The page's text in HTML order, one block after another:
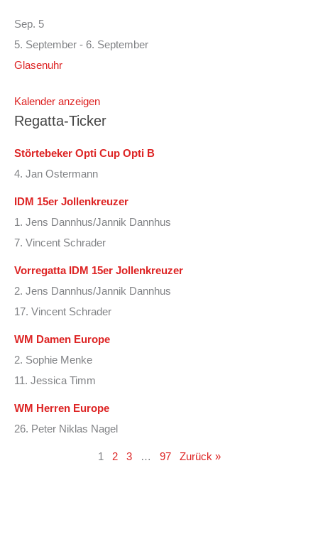
Sep. 5
5. September - 6. September
Glasenuhr
Kalender anzeigen
Regatta-Ticker
Störtebeker Opti Cup Opti B
4. Jan Ostermann
IDM 15er Jollenkreuzer
1. Jens Dannhus/Jannik Dannhus
7. Vincent Schrader
Vorregatta IDM 15er Jollenkreuzer
2. Jens Dannhus/Jannik Dannhus
17. Vincent Schrader
WM Damen Europe
2. Sophie Menke
11. Jessica Timm
WM Herren Europe
26. Peter Niklas Nagel
1 2 3 … 97 Zurück »